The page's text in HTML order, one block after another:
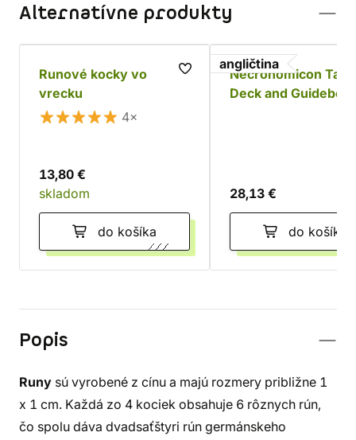
Alternatívne produkty
Runové kocky vo
vrecku
4×
13,80 €
skladom
do košíka
angličtina
Necronomicon
Deck and
28,13 €
do košíka
Popis
Runy sú vyrobené z cínu a majú rozmery približne 1
x 1 cm. Každá zo 4 kociek obsahuje 6 rôznych rún,
čo spolu dáva dvadsaťštyri rún germánskeho